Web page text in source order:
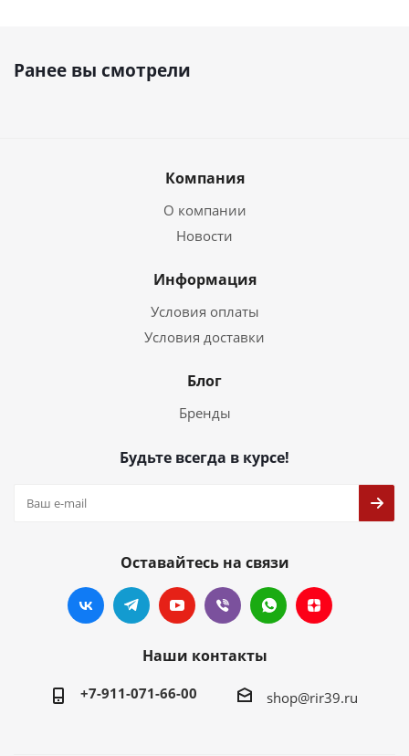
Ранее вы смотрели
Компания
О компании
Новости
Информация
Условия оплаты
Условия доставки
Блог
Бренды
Будьте всегда в курсе!
Оставайтесь на связи
Наши контакты
+7-911-071-66-00 shop@rir39.ru